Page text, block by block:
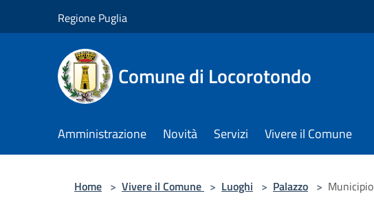
Regione Puglia
Comune di Locorotondo
Amministrazione Novità Servizi Vivere il Comune
Home > Vivere il Comune > Luoghi > Palazzo > Municipio